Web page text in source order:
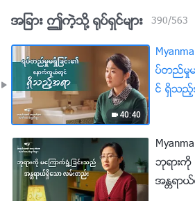
အျခား ဤကဲ့သို႔ ႐ုပ္ရွင္မ်ား 390/563
40:40
ပ္တည္မႈ
င္ ရွိသည့္
ဘုရားကို
အႏၲရာ